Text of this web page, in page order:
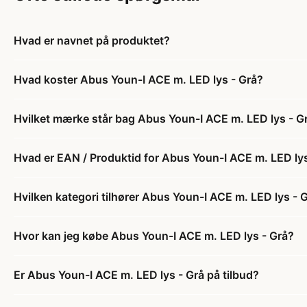
Hvad er navnet på produktet?
Hvad koster Abus Youn-I ACE m. LED lys - Grå?
Hvilket mærke står bag Abus Youn-I ACE m. LED lys -
Hvad er EAN / Produktid for Abus Youn-I ACE m. LED
Hvilken kategori tilhører Abus Youn-I ACE m. LED lys -
Hvor kan jeg købe Abus Youn-I ACE m. LED lys - Grå?
Er Abus Youn-I ACE m. LED lys - Grå på tilbud?